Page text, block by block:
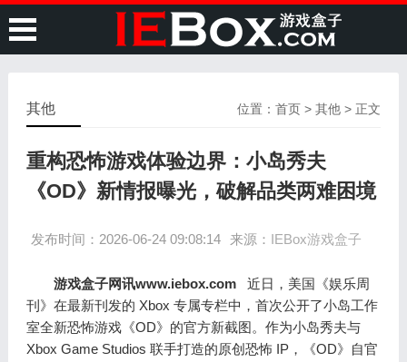
位置：首页 >其他 > 正文
其他
重构恐怖游戏体验边界：小岛秀夫
《OD》新情报曝光，破解品类两难困境
发布时间：2026-06-24 09:08:14 来源： IEBox游戏盒子
游戏盒子网讯www.iebox.com近日，美国《娱乐周
刊》在最新刊发的 Xbox 专属专栏中，首次公开了小岛工作
室全新恐怖游戏《OD》的官方新截图。作为小岛秀夫与
Xbox Game Studios 联手打造的原创恐怖 IP，《OD》自官